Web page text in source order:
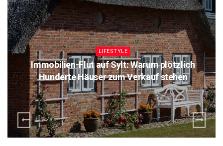
LIFESTYLE
Immobilien-Flut auf Sylt: Warum plötzlich
Hunderte Häuser zum Verkauf stehen